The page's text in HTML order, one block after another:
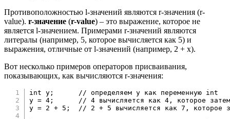
Противоположностью l-значений являются r-значения (r-
value). r-значение (r-value) – это выражение, которое не
является l-значением. Примерами r-значений являются
литералы (например, 5, которое вычисляется как 5) и
выражения, отличные от l-значений (например, 2 + x).
Вот несколько примеров операторов присваивания,
показывающих, как вычисляются r-значения:
int y ;
// определяем y как переменную int
y = 4 ;
// 4 вычисляется как 4, которое
y = 2 + 5 ;
// 2 + 5 вычисляется как 7, которое